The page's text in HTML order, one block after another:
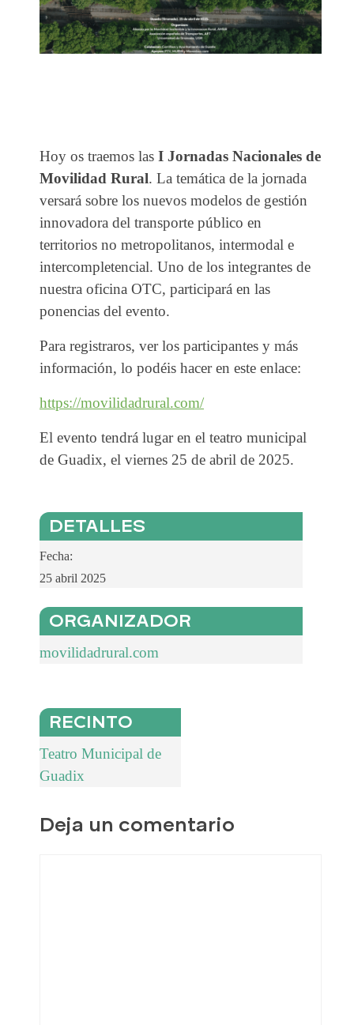
Hoy os traemos las I Jornadas Nacionales de
Movilidad Rural. La temática de la jornada
versará sobre los nuevos modelos de gestión
innovadora del transporte público en
territorios no metropolitanos, intermodal e
intercompletencial. Uno de los integrantes de
nuestra oficina OTC, participará en las
ponencias del evento.
Para registraros, ver los participantes y más
información, lo podéis hacer en este enlace:
https://movilidadrural.com/
El evento tendrá lugar en el teatro municipal
de Guadix, el viernes 25 de abril de 2025.
DETALLES
Fecha:
25 abril 2025
ORGANIZADOR
movilidadrural.com
RECINTO
Teatro Municipal de
Guadix
Deja un comentario